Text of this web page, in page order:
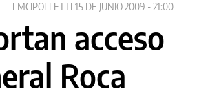
LMCIPOLLETTI 15 DE JUNIO 2009 - 21:00
acceso
Roca